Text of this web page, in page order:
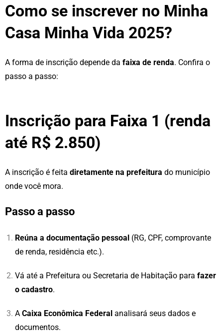
Como se inscrever no Minha
Casa Minha Vida 2025?
A forma de inscrição depende da faixa de renda. Confira o
passo a passo:
Inscrição para Faixa 1 (renda
até R$ 2.850)
A inscrição é feita diretamente na prefeitura do município
onde você mora.
Passo a passo
Reúna a documentação pessoal (RG, CPF, comprovante
de renda, residência etc.).
Vá até a Prefeitura ou Secretaria de Habitação para fazer
o cadastro.
A Caixa Econômica Federal analisará seus dados e
documentos.